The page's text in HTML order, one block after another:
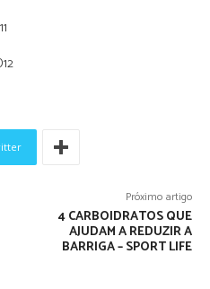
Próximo artigo
4 CARBOIDRATOS QUE
AJUDAM A REDUZIR A
BARRIGA – SPORT LIFE